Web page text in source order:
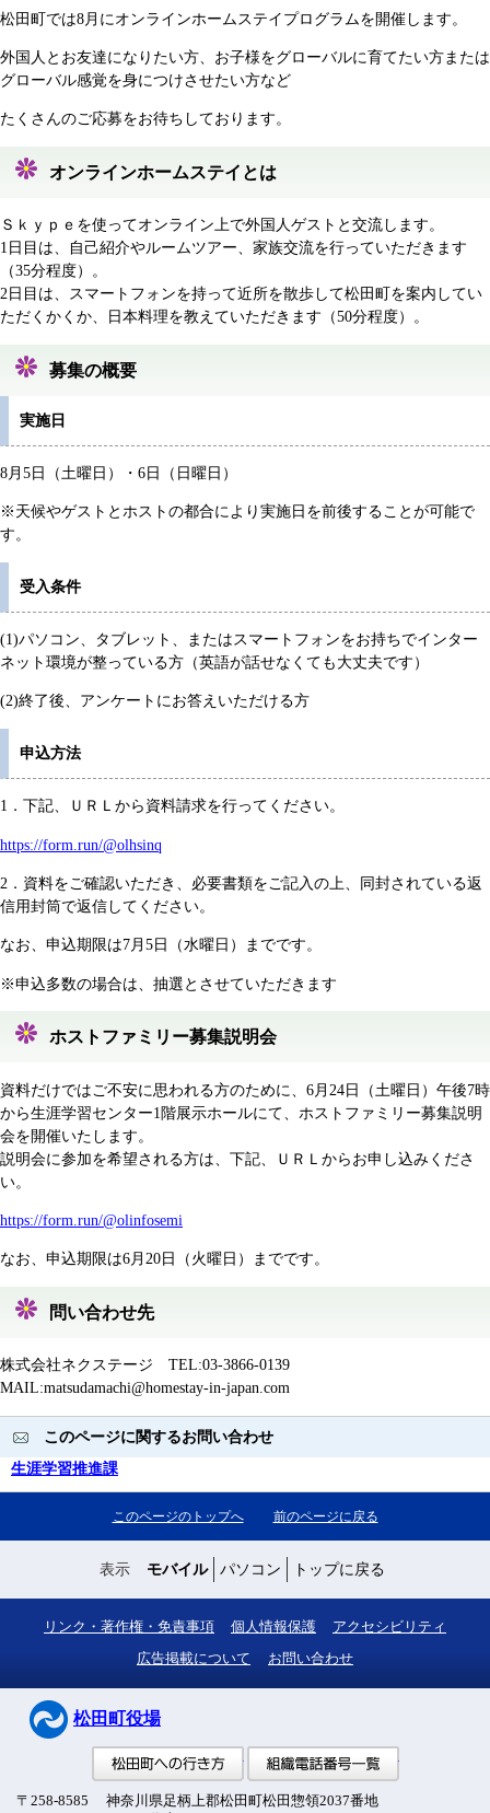
松田町では8月にオンラインホームステイプログラムを開催します。
外国人とお友達になりたい方、お子様をグローバルに育てたい方または
グローバル感覚を身につけさせたい方など
たくさんのご応募をお待ちしております。
オンラインホームステイとは
Ｓｋｙｐｅを使ってオンライン上で外国人ゲストと交流します。
1日目は、自己紹介やルームツアー、家族交流を行っていただきます
（35分程度）。
2日目は、スマートフォンを持って近所を散歩して松田町を案内してい
ただくかくか、日本料理を教えていただきます（50分程度）。
募集の概要
実施日
8月5日（土曜日）・6日（日曜日）
※天候やゲストとホストの都合により実施日を前後することが可能で
す。
受入条件
(1)パソコン、タブレット、またはスマートフォンをお持ちでインター
ネット環境が整っている方（英語が話せなくても大丈夫です）
(2)終了後、アンケートにお答えいただける方
申込方法
1．下記、ＵＲＬから資料請求を行ってください。
https://form.run/@olhsinq
2．資料をご確認いただき、必要書類をご記入の上、同封されている返
信用封筒で返信してください。
なお、申込期限は7月5日（水曜日）までです。
※申込多数の場合は、抽選とさせていただきます
ホストファミリー募集説明会
資料だけではご不安に思われる方のために、6月24日（土曜日）午後7時
から生涯学習センター1階展示ホールにて、ホストファミリー募集説明
会を開催いたします。
説明会に参加を希望される方は、下記、ＵＲＬからお申し込みくださ
い。
https://form.run/@olinfosemi
なお、申込期限は6月20日（火曜日）までです。
問い合わせ先
株式会社ネクステージ TEL:03-3866-0139
MAIL:matsudamachi@homestay-in-japan.com
このページに関するお問い合わせ
生涯学習推進課
このページのトップへ 前のページに戻る
表示 モバイル パソコン トップに戻る
リンク・著作権・免責事項 個人情報保護
アクセシビリティ
広告掲載について
お問い合わせ
松田町役場
松田町への行き方
〒258-8585 神奈川県足柄上郡松田町松田惣領2037番地